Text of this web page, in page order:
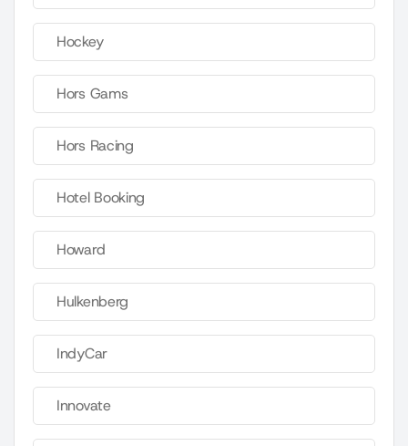
Hockey
Hors Gams
Hors Racing
Hotel Booking
Howard
Hulkenberg
IndyCar
Innovate